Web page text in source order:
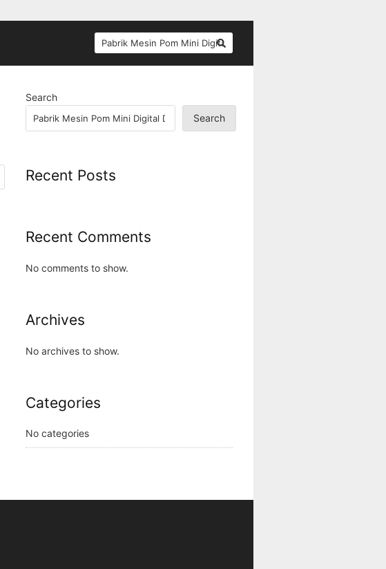
SEARCH
FOR:
Search
Search
Recent Posts
Recent Comments
No comments to show.
Archives
No archives to show.
Categories
No categories